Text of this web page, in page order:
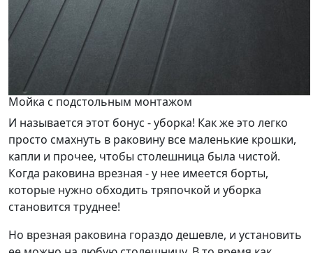
Мойка с подстольным монтажом
И называется этот бонус - уборка! Как же это легко
просто смахнуть в раковину все маленькие крошки,
капли и прочее, чтобы столешница была чистой.
Когда раковина врезная - у нее имеется борты,
которые нужно обходить тряпочкой и уборка
становится труднее!
Но врезная раковина гораздо дешевле, и установить